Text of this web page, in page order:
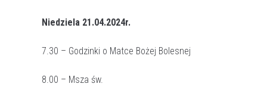
Niedziela 21.04.2024r.
7.30 – Godzinki o Matce Bożej Bolesnej
8.00 – Msza św.